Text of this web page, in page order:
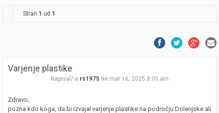
Stran 1 od 1
Varjenje plastike
Napisal/-a rs1975 Ne mar 16, 2025 8:05 am
Zdravo,
pozna kdo koga, da bi izvajal varjenje plastike na področju Dolenjske ali